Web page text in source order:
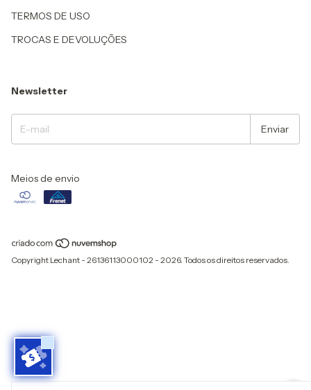
TERMOS DE USO
TROCAS E DEVOLUÇÕES
Newsletter
Meios de envio
Copyright Lechant - 26136113000102 - 2026. Todos os direitos reservados.